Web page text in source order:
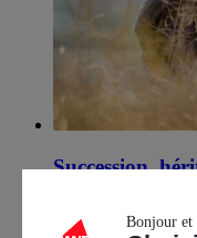
Succession,
Bonjour et